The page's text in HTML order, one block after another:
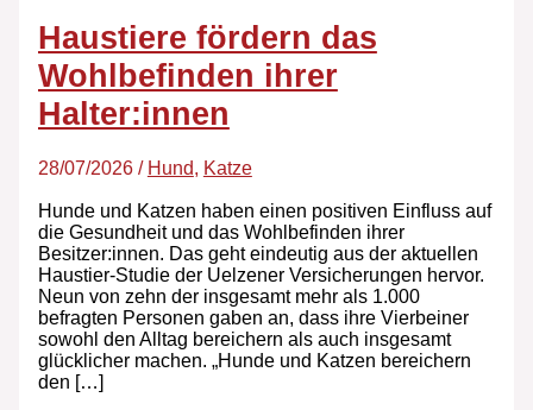
Haustiere fördern das
Wohlbefinden ihrer
Halter:innen
28/07/2026 / Hund, Katze
Hunde und Katzen haben einen positiven Einfluss auf
die Gesundheit und das Wohlbefinden ihrer
Besitzer:innen. Das geht eindeutig aus der aktuellen
Haustier-Studie der Uelzener Versicherungen hervor.
Neun von zehn der insgesamt mehr als 1.000
befragten Personen gaben an, dass ihre Vierbeiner
sowohl den Alltag bereichern als auch insgesamt
glücklicher machen. „Hunde und Katzen bereichern
den […]